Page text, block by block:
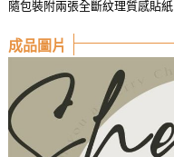
隨包裝附兩張全斷紋理質感貼紙
成品圖片